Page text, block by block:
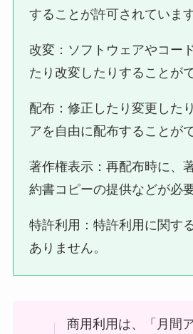
することが許可されています
改変：ソフトウェアやコー
たり改変したりすることが
配布：修正したり変更した
アを自由に配布することが
著作権表示：再配布時に、
約書コピーの提供などが必
特許利用：特許利用に関す
ありません。
商用利用は、「月間